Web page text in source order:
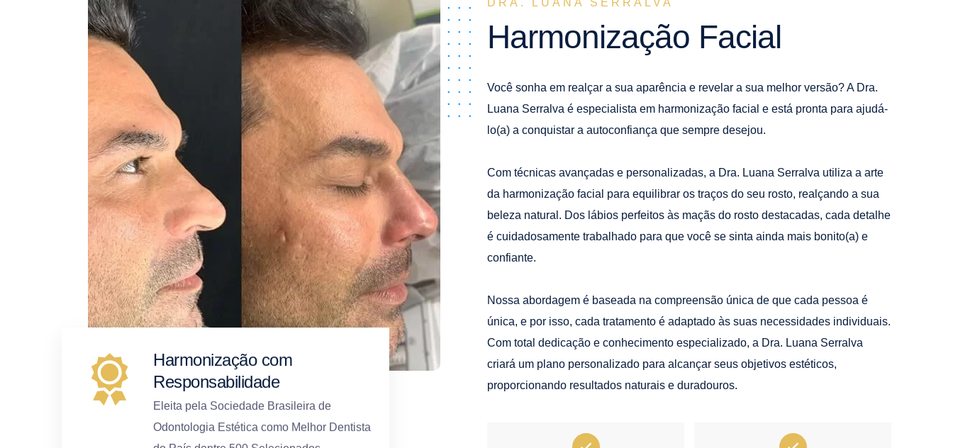
Harmonização com
Responsabilidade
Eleita pela Sociedade Brasileira de
Odontologia Estética como Melhor Dentista
do País dentre 500 Selecionados.
DRA. LUANA SERRALVA
Harmonização Facial
Você sonha em realçar a sua aparência e revelar a sua melhor versão? A Dra.
Luana Serralva é especialista em harmonização facial e está pronta para ajudá-
lo(a) a conquistar a autoconfiança que sempre desejou.
Com técnicas avançadas e personalizadas, a Dra. Luana Serralva utiliza a arte
da harmonização facial para equilibrar os traços do seu rosto, realçando a sua
beleza natural. Dos lábios perfeitos às maçãs do rosto destacadas, cada detalhe
é cuidadosamente trabalhado para que você se sinta ainda mais bonito(a) e
confiante.
Nossa abordagem é baseada na compreensão única de que cada pessoa é
única, e por isso, cada tratamento é adaptado às suas necessidades individuais.
Com total dedicação e conhecimento especializado, a Dra. Luana Serralva
criará um plano personalizado para alcançar seus objetivos estéticos,
proporcionando resultados naturais e duradouros.